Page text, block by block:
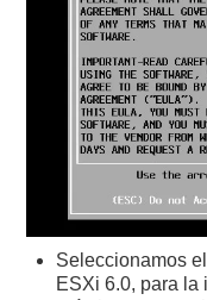
Seleccionamos
ESXi 6.0, para la